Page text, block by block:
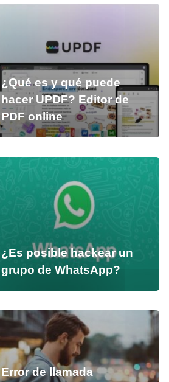
¿Qué es y qué puede
hacer UPDF? Editor de
PDF online
¿Es posible hackear un
grupo de WhatsApp?
Error de llamada